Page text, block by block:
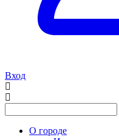
Вход
О городе